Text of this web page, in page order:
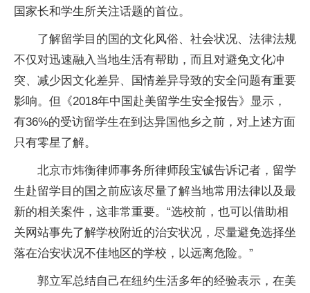
国家长和学生所关注话题的首位。
了解留学目的国的文化风俗、社会状况、法律法规
不仅对迅速融入当地生活有帮助，而且对避免文化冲
突、减少因文化差异、国情差异导致的安全问题有重要
影响。但《2018年中国赴美留学生安全报告》显示，
有36%的受访留学生在到达异国他乡之前，对上述方面
只有零星了解。
北京市炜衡律师事务所律师段宝铖告诉记者，留学
生赴留学目的国之前应该尽量了解当地常用法律以及最
新的相关案件，这非常重要。“选校前，也可以借助相
关网站事先了解学校附近的治安状况，尽量避免选择坐
落在治安状况不佳地区的学校，以远离危险。”
郭立军总结自己在纽约生活多年的经验表示，在美